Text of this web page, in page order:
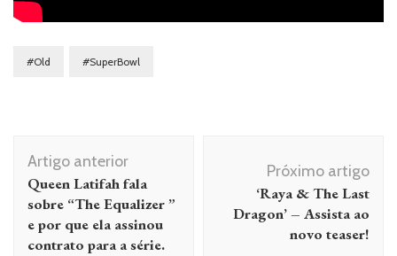
#Old #SuperBowl
Navegação
de
post
Artigo anterior
Queen Latifah fala
sobre “The Equalizer ”
e por que ela assinou
contrato para a série.
Próximo artigo
‘Raya & The Last
Dragon’ – Assista ao
novo teaser!